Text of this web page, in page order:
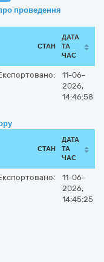
проведення
СТАН
ДАТА
ТА
ЧАС
11-06-
2026,
14:46:58
СТАН
ДАТА
ТА
ЧАС
11-06-
2026,
14:45:25